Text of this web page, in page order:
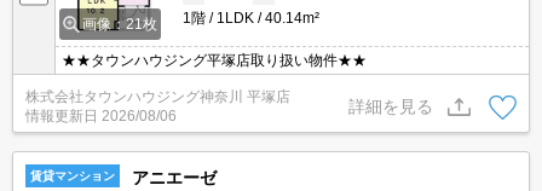
画像：21枚
1階
1LDK 40.14m²
★★タウンハウジング平塚店取り扱い物件★★
株式会社タウンハウジング神奈川 平塚店
情報更新日 2026/08/06
詳細を見る
賃貸マンション アニエーゼ